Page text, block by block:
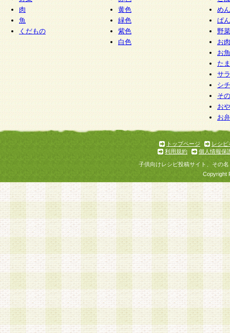
肉
魚
くだもの
黄色
緑色
紫色
白色
めん
ぱん
野
お
お
た
サ
シ
そ
お
お
トップページ
レシピ
利用規約
個人情報保
子供向けレシピ投稿サイト、その
Copyright